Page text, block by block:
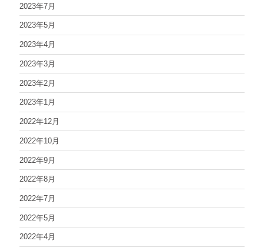
2023年7月
2023年5月
2023年4月
2023年3月
2023年2月
2023年1月
2022年12月
2022年10月
2022年9月
2022年8月
2022年7月
2022年5月
2022年4月